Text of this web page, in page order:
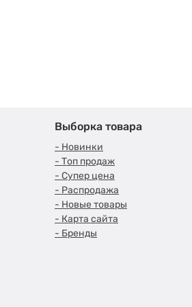
Выборка товара
- Новинки
- Топ продаж
- Супер цена
- Распродажа
- Новые товары
- Карта сайта
- Бренды